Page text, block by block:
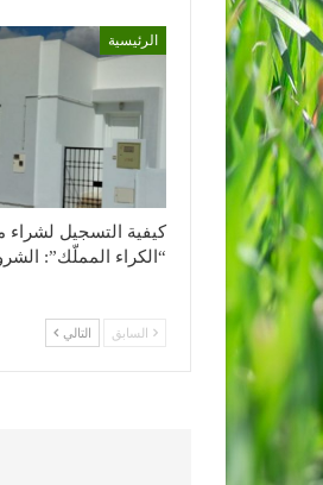
الرئيسية
كيفية التسجيل
“الكراء المملّك”:
السابق التالي